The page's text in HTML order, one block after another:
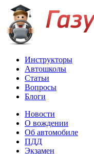
Инструкторы
Автошколы
Статьи
Вопросы
Блоги
Новости
О вождении
Об автомобиле
ПДД
Экзамен